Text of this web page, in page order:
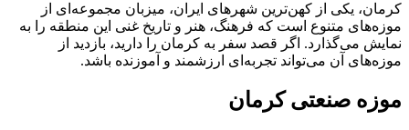
کرمان، یکی از کهن‌ترین شهرهای ایران، میزبان مجموعه‌ای از
موزه‌های متنوع است که فرهنگ، هنر و تاریخ غنی این منطقه را به
نمایش می‌گذارد. اگر قصد سفر به کرمان را دارید، بازدید از
موزه‌های آن می‌تواند تجربه‌ای ارزشمند و آموزنده باشد.
موزه صنعتی کرمان